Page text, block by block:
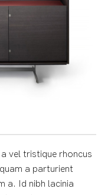
vel tristique rhoncus
a parturient
a. Id nibh lacinia